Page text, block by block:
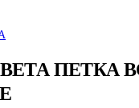
ПЕТКА